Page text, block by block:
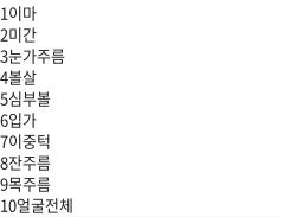
신논현점
압구정점
1이마
2미간
3눈가주름
4볼살
5심부볼
6입가
7이중턱
8잔주름
9목주름
10얼굴전체